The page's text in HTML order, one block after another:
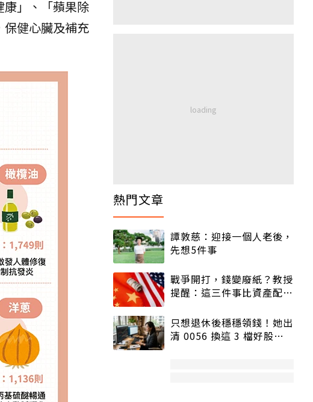
」、「蘋果除
保健心臟及補充
熱門文章
譚敦慈：迎接一個人老後，
先想5件事
戰爭開打，錢變廢紙？教授
提醒：這三件事比資產配置
只想退休後穩穩領錢！她出
清 0056 換這 3 檔好股：